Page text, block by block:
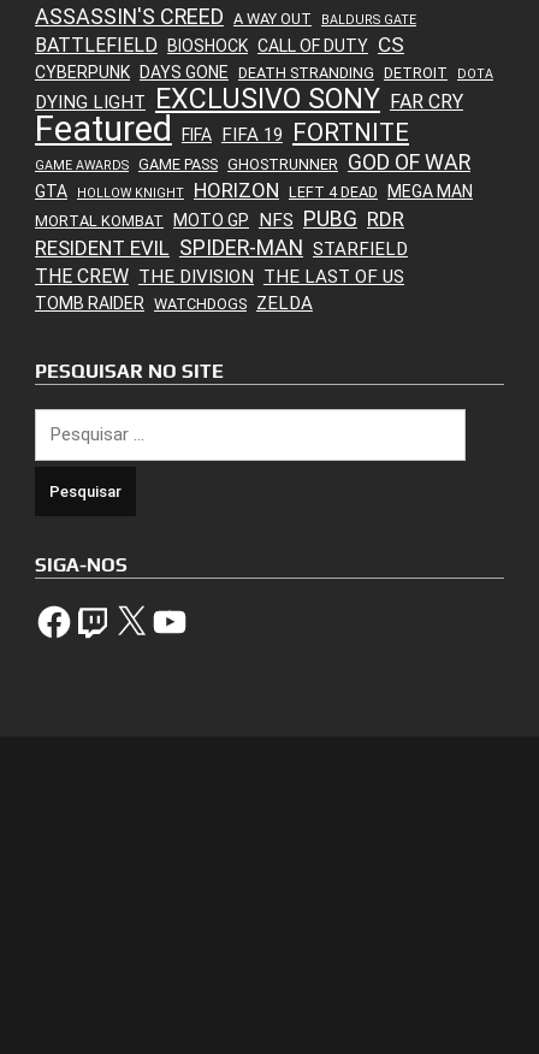
ASSASSIN'S CREED A WAY OUT BALDURS GATE
BATTLEFIELD BIOSHOCK CALL OF DUTY CS
CYBERPUNK DAYS GONE DEATH STRANDING DETROIT DOTA
DYING LIGHT EXCLUSIVO SONY FAR CRY
Featured FIFA FIFA 19 FORTNITE
GAME AWARDS GAME PASS GHOSTRUNNER GOD OF WAR
GTA HOLLOW KNIGHT HORIZON LEFT 4 DEAD MEGA MAN
MORTAL KOMBAT MOTO GP NFS PUBG RDR
RESIDENT EVIL SPIDER-MAN STARFIELD
THE CREW THE DIVISION THE LAST OF US
TOMB RAIDER WATCHDOGS ZELDA
PESQUISAR NO SITE
por:
SIGA-NOS
FacebookTwitch X YouTube